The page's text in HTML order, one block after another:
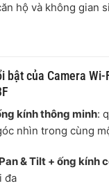
hộ và không gian
bật của Camera Wi-
kính thông minh:
nhìn trong cùng
& Tilt + ống kính
đa